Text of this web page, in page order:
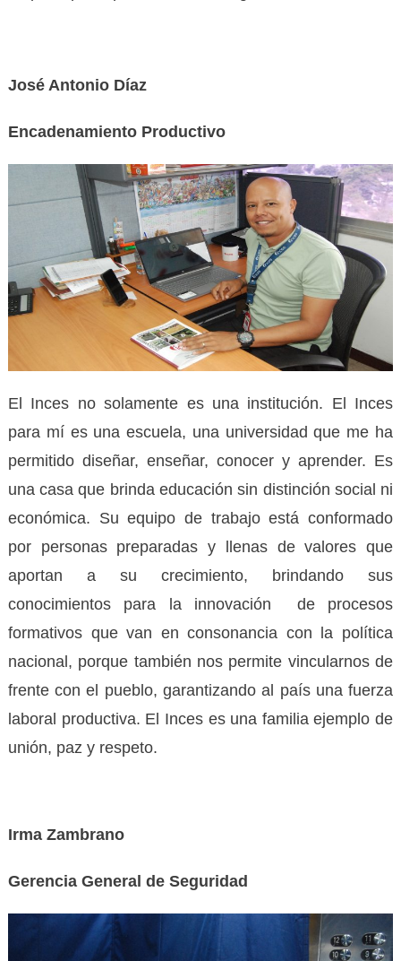
José Antonio Díaz
Encadenamiento Productivo
El Inces no solamente es una institución. El Inces
para mí es una escuela, una universidad que me ha
permitido diseñar, enseñar, conocer y aprender. Es
una casa que brinda educación sin distinción social ni
económica. Su equipo de trabajo está conformado
por personas preparadas y llenas de valores que
aportan a su crecimiento, brindando sus
conocimientos para la innovación de procesos
formativos que van en consonancia con la política
nacional, porque también nos permite vincularnos de
frente con el pueblo, garantizando al país una fuerza
laboral productiva. El Inces es una familia ejemplo de
unión, paz y respeto.
Irma Zambrano
Gerencia General de Seguridad